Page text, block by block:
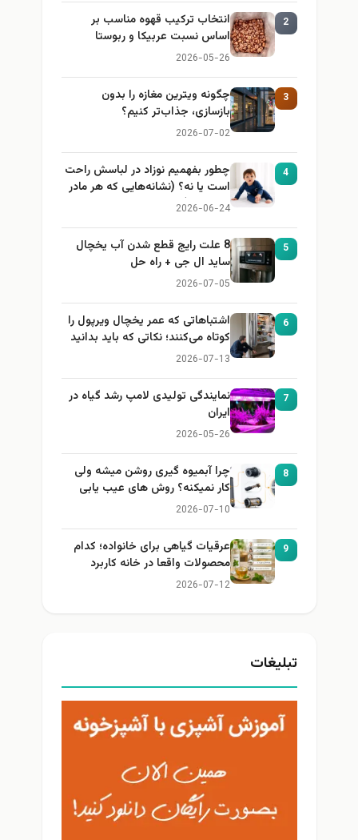
انتخاب ترکیب قهوه مناسب بر
اساس نسبت عربیکا و ربوستا
2026-05-26
چگونه ویترین مغازه را بدون
بازسازی، جذاب‌تر کنیم؟
2026-07-02
چطور بفهمیم نوزاد در لباسش راحت
است یا نه؟ (نشانه‌هایی که هر مادر
باید بداند)
2026-06-24
8 علت رایج قطع شدن آب یخچال
ساید ال جی + راه حل
2026-07-05
اشتباهاتی که عمر یخچال ویرپول را
کوتاه می‌کنند؛ نکاتی که باید بدانید
2026-07-13
نمایندگی تولیدی لامپ رشد گیاه در
ایران
2026-05-26
چرا آبمیوه گیری روشن میشه ولی
کار نمیکنه؟ روش های عیب یابی
2026-07-10
عرقیات گیاهی برای خانواده؛ کدام
محصولات واقعا در خانه کاربرد
دارند؟
2026-07-12
تبلیغات